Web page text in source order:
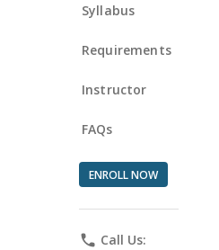
Syllabus
Requirements
Instructor
FAQs
ENROLL NOW
phone Call Us: